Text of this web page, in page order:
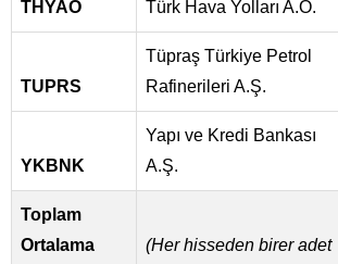
THYAO Türk Hava Yolları A.O.
TUPRS
Tüpraş Türkiye Petrol
Rafinerileri A.Ş.
YKBNK
Yapı ve Kredi Bankası
A.Ş.
Toplam
Ortalama
(Her hisseden birer adet